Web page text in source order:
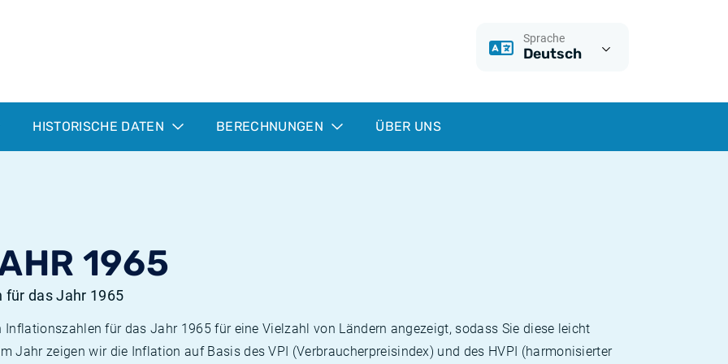
Sprache
Deutsch
HISTORISCHE DATEN BERECHNUNGEN ÜBER UNS
1965
das Jahr 1965
für das Jahr 1965 für eine Vielzahl von Ländern angezeigt, sodass Sie diese leicht
Jahr zeigen wir die Inflation auf Basis des VPI (Verbraucherpreisindex) und des HVPI (harmonisierter